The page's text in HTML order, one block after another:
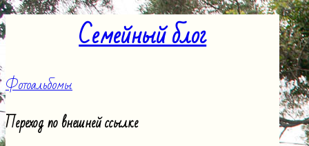
Семейный блог
Фотоальбомы
Переход по внешней ссылке